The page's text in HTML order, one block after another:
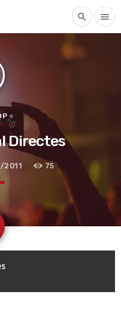
search menu
Directes
2011 75